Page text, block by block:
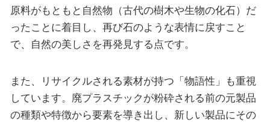
原料がもともと自然物（古代の樹木や生物の化石）だ
ったことに着目し、再び石のような表情に戻すこと
で、自然の美しさを再発見する点です。
また、リサイクルされる素材が持つ「物語性」も重視
しています。廃プラスチックが粉砕される前の元製品
の種類や特徴から要素を導き出し、新しい製品にその